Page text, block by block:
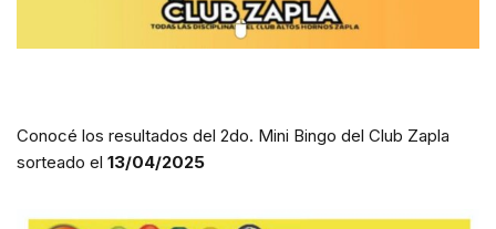
Conocé los resultados del 2do. Mini Bingo del Club Zapla
sorteado el 13/04/2025